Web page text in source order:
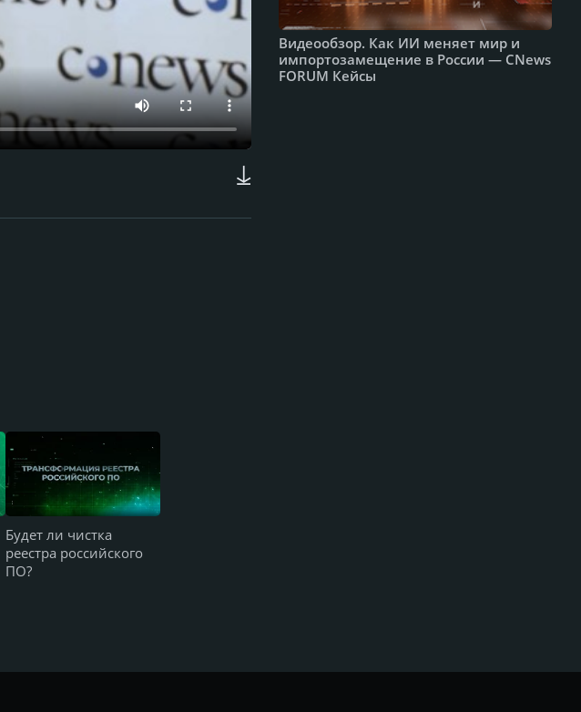
Будет ли чистка
реестра российского
ПО?
Видеообзор. Как ИИ меняет мир и
импортозамещение в России — CNews
FORUM Кейсы